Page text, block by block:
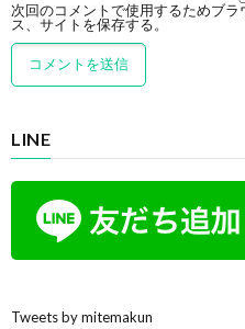
次回のコメントで使用するためブ
ス、サイトを保存する。
LINE
Tweets by mitemakun